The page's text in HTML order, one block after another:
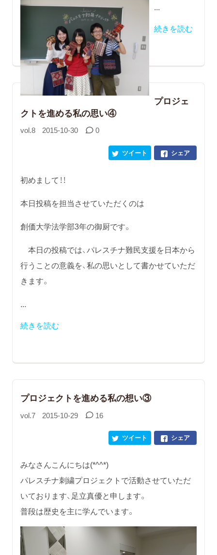
...
続きを読む
プロジェ
クトを進める私の思い④
vol.8 2015-10-30 0
シェア
ツイート
初めまして！！
本日投稿を担当させていただくのは
創価大学法学部3年の御厨です。
本日の投稿では、パレスチナ難民支援を日本から
行うことの意義を、私の思いとして書かせていただ
きます。
...
続きを読む
プロジェクトを進める私の想い③
vol.7 2015-10-29 16
シェア
ツイート
みなさんこんにちは(*^^*)
パレスチナ刺繍プロジェクトで活動させていただ
いております、足立真優と申します。
普段は歴史を主に学んでいます。